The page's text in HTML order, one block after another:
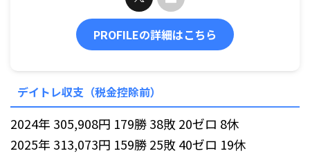
PROFILEの詳細はこちら
デイトレ収支（税金控除前）
2024年 305,908円 179勝 38敗 20ゼロ 8休
2025年 313,073円 159勝 25敗 40ゼロ 19休